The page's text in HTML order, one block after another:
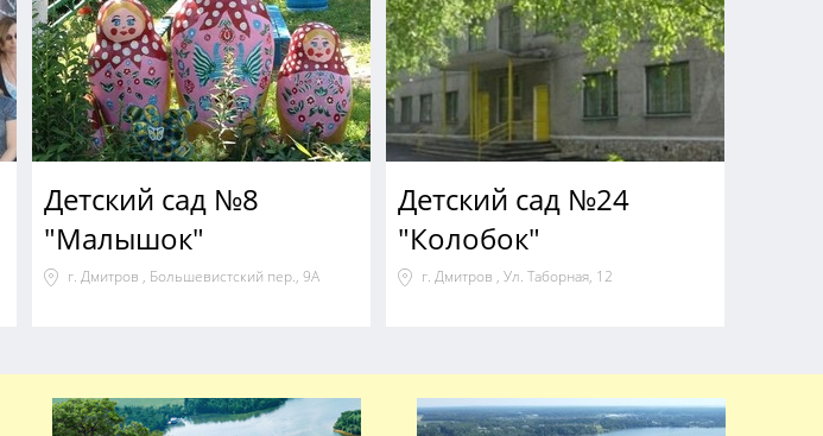
Детский сад №8
"Малышок"
г. Дмитров , Большевистский пер., 9А
Детский сад №24
"Колобок"
г. Дмитров , Ул. Таборная, 12